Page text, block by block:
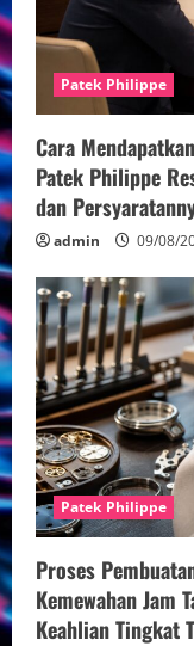
Patek Philippe
Cara
Patek Philippe
dan
admin 09/08/
Patek Philippe
Proses
Kemewahan Jam
Keahlian Tingkat